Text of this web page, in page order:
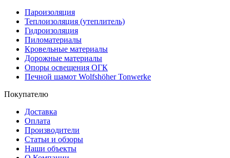
Пароизоляция
Теплоизоляция (утеплитель)
Гидроизоляция
Пиломатериалы
Кровельные материалы
Дорожные материалы
Опоры освещения ОГК
Печной шамот Wolfshöher Tonwerke
Покупателю
Доставка
Оплата
Производители
Статьи и обзоры
Наши объекты